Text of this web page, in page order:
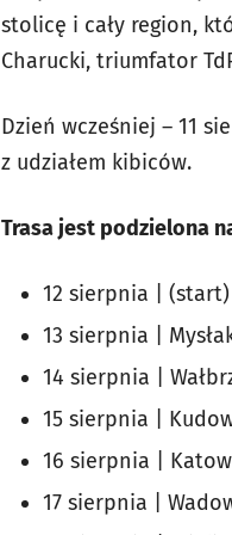
stolicę i cały region,
Charucki, triumfator
Dzień wcześniej – 11
z udziałem kibiców.
Trasa jest podzielona
12 sierpnia |
13 sierpnia |
14 sierpnia |
15 sierpnia |
16 sierpnia |
17 sierpnia |